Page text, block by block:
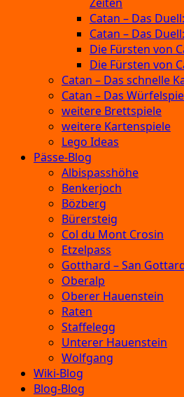
Catan – Das
Catan – Das
Die Fürsten von
Die Fürsten von
Catan – Das schnelle
Catan – Das
weitere Brettspiele
weitere Kartenspiele
Lego Ideas
Pässe-Blog
Albispasshöhe
Benkerjoch
Bözberg
Bürersteig
Col du Mont Crosin
Etzelpass
Gotthard – San
Oberalp
Oberer Hauenstein
Raten
Staffelegg
Unterer Hauenstein
Wolfgang
Wiki-Blog
Blog-Blog